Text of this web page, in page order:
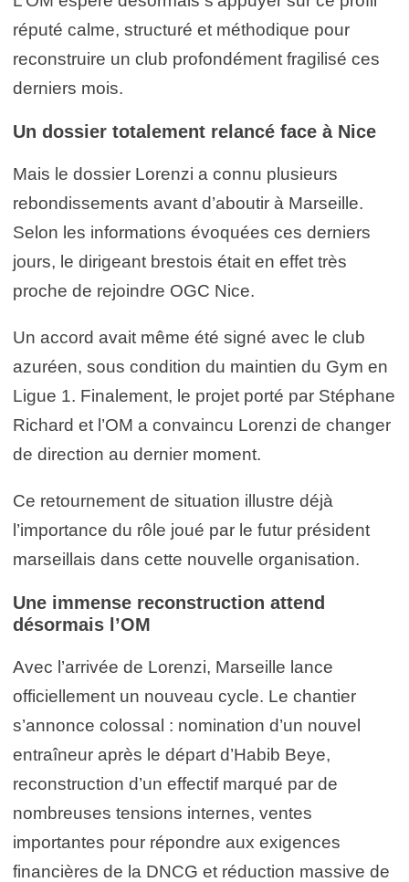
réputé calme, structuré et méthodique pour
reconstruire un club profondément fragilisé ces
derniers mois.
Un dossier totalement relancé face à Nice
Mais le dossier Lorenzi a connu plusieurs
rebondissements avant d’aboutir à Marseille.
Selon les informations évoquées ces derniers
jours, le dirigeant brestois était en effet très
proche de rejoindre OGC Nice.
Un accord avait même été signé avec le club
azuréen, sous condition du maintien du Gym en
Ligue 1. Finalement, le projet porté par Stéphane
Richard et l’OM a convaincu Lorenzi de changer
de direction au dernier moment.
Ce retournement de situation illustre déjà
l’importance du rôle joué par le futur président
marseillais dans cette nouvelle organisation.
Une immense reconstruction attend
désormais l’OM
Avec l’arrivée de Lorenzi, Marseille lance
officiellement un nouveau cycle. Le chantier
s’annonce colossal : nomination d’un nouvel
entraîneur après le départ d’Habib Beye,
reconstruction d’un effectif marqué par de
nombreuses tensions internes, ventes
importantes pour répondre aux exigences
financières de la DNCG et réduction massive de